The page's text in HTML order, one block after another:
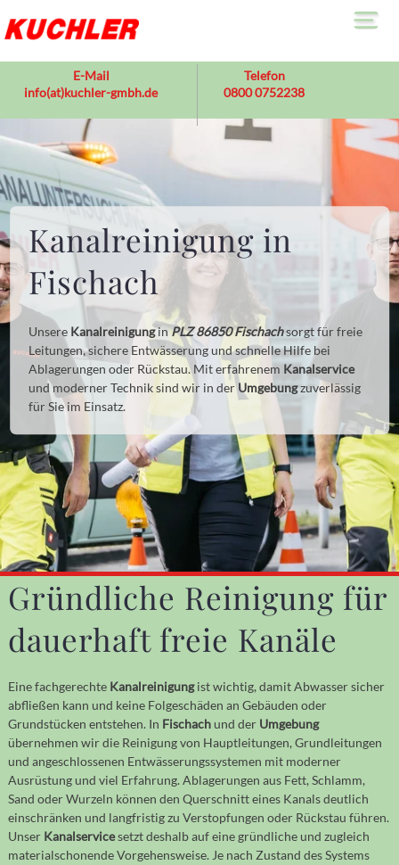
E-Mail
info(at)kuchler-gmbh.de
Telefon
0800 0752238
Kanalreinigung in
Fischach
Unsere KanalreinigunginPLZ 86850 Fischachsorgt für freie
Leitungen, sichere Entwässerung und schnelle Hilfe bei
Ablagerungen oder Rückstau. Mit erfahrenem Kanalservice
und moderner Technik sind wir in derUmgebungzuverlässig
für Sie im Einsatz.
Gründliche Reinigung für
dauerhaft freie Kanäle
Eine fachgerechte Kanalreinigungist wichtig, damit Abwasser sicher
abfließen kann und keine Folgeschäden an Gebäuden oder
Grundstücken entstehen. In Fischachund der Umgebung
übernehmen wir die Reinigung von Hauptleitungen, Grundleitungen
und angeschlossenen Entwässerungssystemen mit moderner
Ausrüstung und viel Erfahrung. Ablagerungen aus Fett, Schlamm,
Sand oder Wurzeln können den Querschnitt eines Kanals deutlich
einschränken und langfristig zu Verstopfungen oder Rückstau führen.
Unser Kanalservicesetzt deshalb auf eine gründliche und zugleich
materialschonende Vorgehensweise. Je nach Zustand des Systems